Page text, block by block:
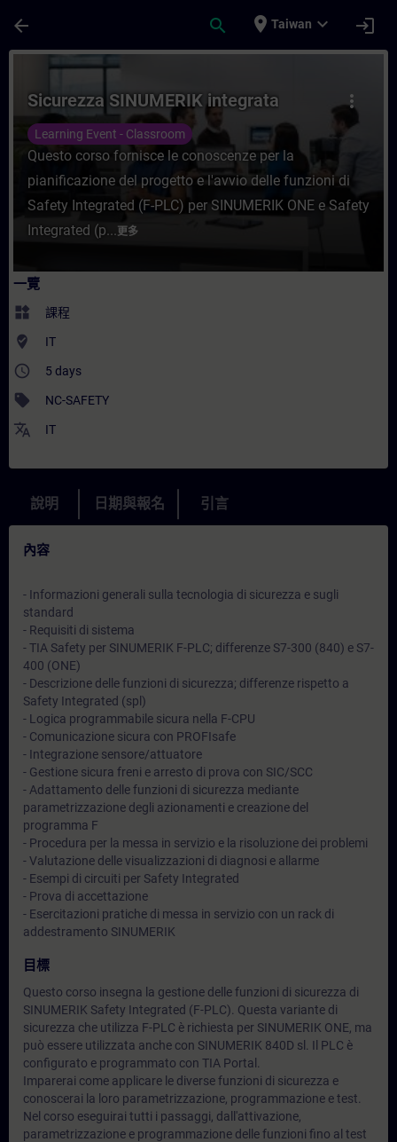
arrow_back search place Taiwan expand_more login
課程 - Sicurezza SINUMERIK integrata -
more_vert
Sicurezza SINUMERIK integrata
Learning Event - Classroom
Questo corso fornisce le conoscenze per la
pianificazione del progetto e l'avvio delle funzioni di
Safety Integrated (F-PLC) per SINUMERIK ONE e Safety
Integrated (p...更多
一覽
widgets 課程
where_to_vote IT
access_time 5 days
sell NC-SAFETY
translate IT
說明 日期與報名 引言
內容
- Informazioni generali sulla tecnologia di sicurezza e sugli
standard
- Requisiti di sistema
- TIA Safety per SINUMERIK F-PLC; differenze S7-300 (840) e S7-
400 (ONE)
- Descrizione delle funzioni di sicurezza; differenze rispetto a
Safety Integrated (spl)
- Logica programmabile sicura nella F-CPU
- Comunicazione sicura con PROFIsafe
- Integrazione sensore/attuatore
- Gestione sicura freni e arresto di prova con SIC/SCC
- Adattamento delle funzioni di sicurezza mediante
parametrizzazione degli azionamenti e creazione del
programma F
- Procedura per la messa in servizio e la risoluzione dei problemi
- Valutazione delle visualizzazioni di diagnosi e allarme
- Esempi di circuiti per Safety Integrated
- Prova di accettazione
- Esercitazioni pratiche di messa in servizio con un rack di
addestramento SINUMERIK
目標
Questo corso insegna la gestione delle funzioni di sicurezza di
SINUMERIK Safety Integrated (F-PLC). Questa variante di
sicurezza che utilizza F-PLC è richiesta per SINUMERIK ONE, ma
può essere utilizzata anche con SINUMERIK 840D sl. Il PLC è
configurato e programmato con TIA Portal.
Imparerai come applicare le diverse funzioni di sicurezza e
conoscerai la loro parametrizzazione, programmazione e test.
Nel corso eseguirai tutti i passaggi, dall'attivazione,
parametrizzazione e programmazione delle funzioni fino al test